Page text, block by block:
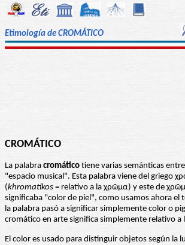
Etimología de CROMÁTICO
CROMÁTICO
La palabra cromático tiene varias semánticas
"espacio musical". Esta palabra viene del griego
(khromatikos = relativo a la χρῶμα) y este de
significaba "color de piel", como usamos ahora el
la palabra pasó a significar simplemente color o
cromático en arte significa simplemente relativo a
El color es usado para distinguir objetos según la